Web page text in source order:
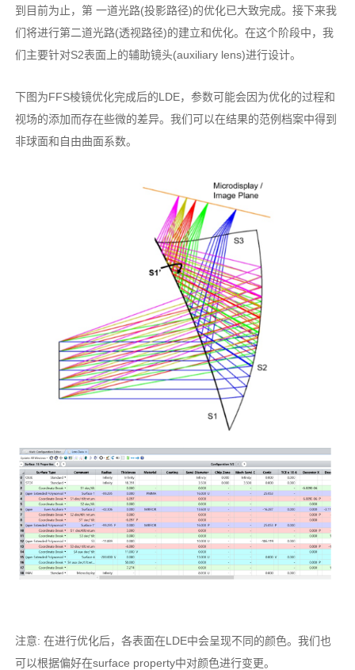
到目前为止，第 一道光路(投影路径)的优化已大致完成。接下来我
们将进行第二道光路(透视路径)的建立和优化。在这个阶段中，我
们主要针对S2表面上的辅助镜头(auxiliary lens)进行设计。
下图为FFS棱镜优化完成后的LDE，参数可能会因为优化的过程和
视场的添加而存在些微的差异。我们可以在结果的范例档案中得到
非球面和自由曲面系数。
注意: 在进行优化后，各表面在LDE中会呈现不同的颜色。我们也
可以根据偏好在surface property中对颜色进行变更。